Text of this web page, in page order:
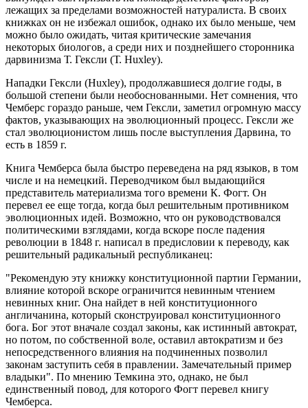
лежащих за пределами возможностей натуралиста. В своих
книжках он не избежал ошибок, однако их было меньше, чем
можно было ожидать, читая критические замечания
некоторых биологов, а среди них и позднейшего сторонника
дарвинизма Т. Гексли (Т. Huxley).
Нападки Гексли (Huxley), продолжавшиеся долгие годы, в
большой степени были необоснованными. Нет сомнения, что
Чемберс гораздо раньше, чем Гексли, заметил огромную массу
фактов, указывающих на эволюционный процесс. Гексли же
стал эволюционистом лишь после выступления Дарвина, то
есть в 1859 г.
Книга Чемберса была быстро переведена на ряд языков, в том
числе и на немецкий. Переводчиком был выдающийся
представитель материализма того времени К. Фогт. Он
перевел ее еще тогда, когда был решительным противником
эволюционных идей. Возможно, что он руководствовался
политическими взглядами, когда вскоре после падения
революции в 1848 г. написал в предисловии к переводу, как
решительный радикальный республиканец:
"Рекомендую эту книжку конституционной партии Германии,
влияние которой вскоре ограничится невинным чтением
невинных книг. Она найдет в ней конституционного
англичанина, который сконструировал конституционного
бога. Бог этот вначале создал законы, как истинный автократ,
но потом, по собственной воле, оставил автократизм и без
непосредственного влияния на подчиненных позволил
законам заступить себя в правлении. Замечательный пример
владыки". По мнению Темкина это, однако, не был
единственный повод, для которого Фогт перевел книгу
Чемберса.